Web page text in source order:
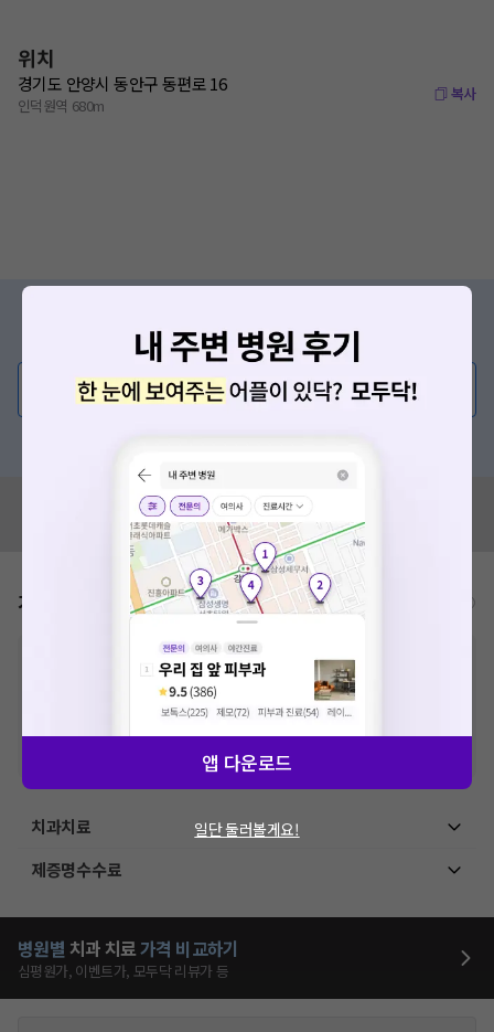
위치
경기도 안양시 동안구 동편로 16
인덕원역 680m
복사
증상/치료, 궁금한 점이 있나요?
의사가 직접 답해드려요!
💬 무엇이든 물어보세요
혹시 잘못된 병원정보가 있나요?
모두닥 팀에 알려주세요!
가격표 비급여/급여 진료란?
추가비용 등으로 실제 가격과 상이할 수 있으니, 정확
한 가격은 해당 의료기관에 직접 문의해주세요.
건강보험심사평가원
에 고지되어 있는 급여 진료 기준 가
격입니다. (진료와 연관된 복합적인 비용이 추가되어, 병원마다 금액이 다르게
산정될 수 있는 점 참고 바랍니다.)
VAT 포함
치과치료
제증명수수료
병원별 치과 치료가격 비교하기
심평원가, 이벤트가, 모두닥 리뷰가 등
앱 다운로드
일단 둘러볼게요!